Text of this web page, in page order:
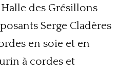
des Grésillons
Serge Cladères
en soie et en
à cordes et